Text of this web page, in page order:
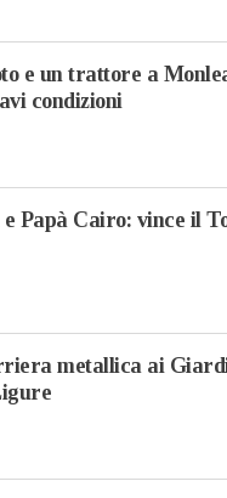
e un trattore a
condizioni
Papà Cairo: vince il
metallica ai